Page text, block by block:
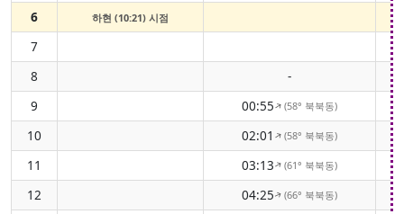
6
하현 (10:21) 시점
7
8
-
9
00:55↑(58° 북북동)
10 02:01↑(58° 북북동)
11 03:13↑(61° 북북동)
12 04:25↑(66° 북북동)